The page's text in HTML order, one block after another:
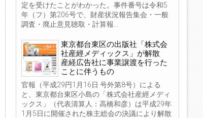
定を受けたことがわかった。事件番号は令和5
年（フ）第206号で、財産状況報告集会・一般
調査・廃止意見聴取・計算報...
東京都台東区の出版社「株式会
社産經メディックス」が解散
産経広告社に事業譲渡を行った
ことに伴うもの
官報（平成29円1月16日 号外第8号）による
と、東京都台東区小島の「株式会社産經メディ
ックス」（代表清算人：高橋和彦）は平成29年
1月5日に開催された株主総会の決議により解散